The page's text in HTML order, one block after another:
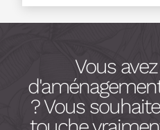
Vous
? Vous